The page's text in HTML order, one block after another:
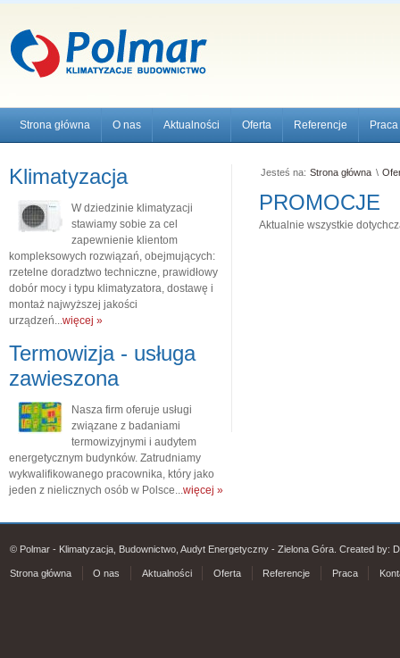
Strona główna O nas Aktualności Oferta Referencje Praca
Klimatyzacja
W dziedzinie klimatyzacji
stawiamy sobie za cel
zapewnienie klientom
kompleksowych rozwiązań, obejmujących:
rzetelne doradztwo techniczne, prawidłowy
dobór mocy i typu klimatyzatora, dostawę i
montaż najwyższej jakości
urządzeń...więcej »
Termowizja - usługa
zawieszona
Nasza firm oferuje usługi
związane z badaniami
termowizyjnymi i audytem
energetycznym budynków. Zatrudniamy
wykwalifikowanego pracownika, który jako
jeden z nielicznych osób w Polsce...więcej »
Jesteś na: Strona główna \
PROMOCJE
Aktualnie wszystkie
© Polmar - Klimatyzacja, Budownictwo, Audyt Energetyczny - Zielona Góra. Created by:
Strona główna O nas Aktualności Oferta Referencje Praca